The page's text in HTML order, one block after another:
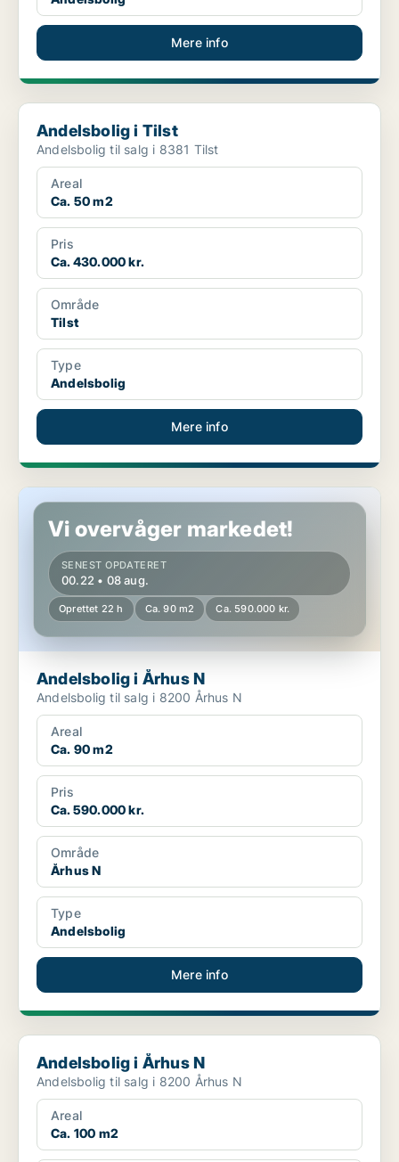
Mere info
Andelsbolig i Tilst
Andelsbolig i Tilst
Andelsbolig til salg i 8381 Tilst
Areal
Ca. 50 m2
Pris
Ca. 430.000 kr.
Område
Tilst
Type
Andelsbolig
Mere info
Andelsbolig i Århus N
Vi overvåger markedet!
SENEST OPDATERET
00.22 • 08 aug.
Oprettet 22 h Ca. 90 m2 Ca. 590.000 kr.
Andelsbolig i Århus N
Andelsbolig til salg i 8200 Århus N
Areal
Ca. 90 m2
Pris
Ca. 590.000 kr.
Område
Århus N
Type
Andelsbolig
Mere info
Andelsbolig i Århus N
Andelsbolig i Århus N
Andelsbolig til salg i 8200 Århus N
Areal
Ca. 100 m2